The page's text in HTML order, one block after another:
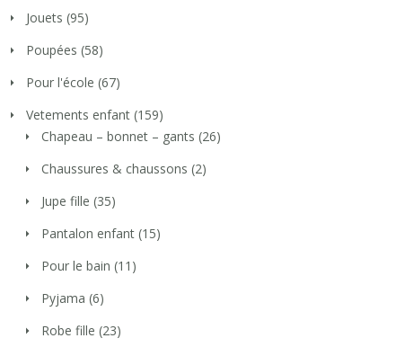
Jouets (95)
Poupées (58)
Pour l'école (67)
Vetements enfant (159)
Chapeau – bonnet – gants (26)
Chaussures & chaussons (2)
Jupe fille (35)
Pantalon enfant (15)
Pour le bain (11)
Pyjama (6)
Robe fille (23)